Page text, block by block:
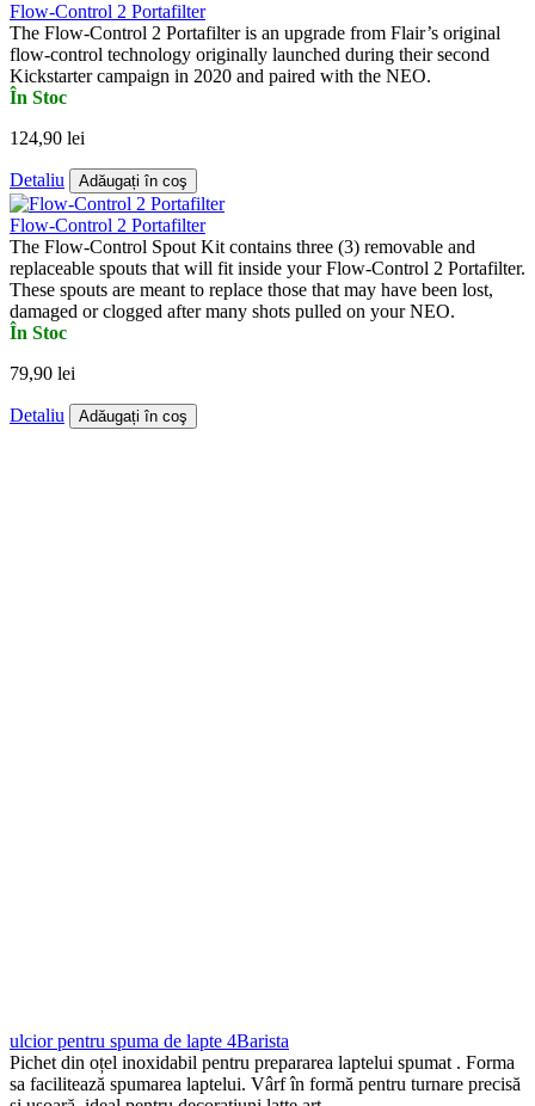
Flow-Control 2 Portafilter
The Flow-Control 2 Portafilter is an upgrade from Flair’s original
flow-control technology originally launched during their second
Kickstarter campaign in 2020 and paired with the NEO.
În Stoc
124,90 lei
Detaliu Adăugați în coş
Flow-Control 2 Portafilter
The Flow-Control Spout Kit contains three (3) removable and
replaceable spouts that will fit inside your Flow-Control 2 Portafilter.
These spouts are meant to replace those that may have been lost,
damaged or clogged after many shots pulled on your NEO.
În Stoc
79,90 lei
Detaliu Adăugați în coş
ulcior pentru spuma de lapte 4Barista
Pichet din oțel inoxidabil pentru prepararea laptelui spumat . Forma
sa facilitează spumarea laptelui. Vârf în formă pentru turnare precisă